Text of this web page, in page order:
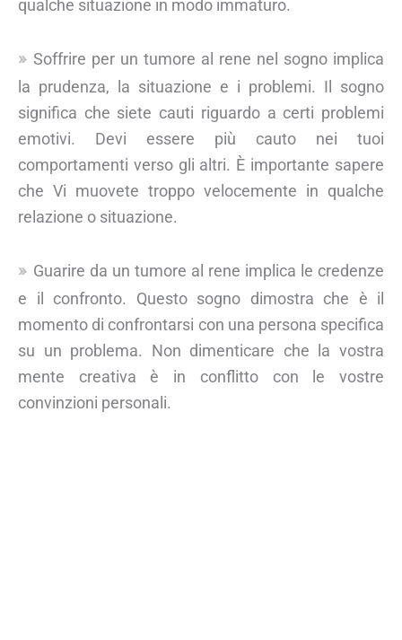
qualche situazione in modo immaturo.
Soffrire per un tumore al rene nel sogno implica
la prudenza, la situazione e i problemi. Il sogno
significa che siete cauti riguardo a certi problemi
emotivi. Devi essere più cauto nei tuoi
comportamenti verso gli altri. È importante sapere
che Vi muovete troppo velocemente in qualche
relazione o situazione.
Guarire da un tumore al rene implica le credenze
e il confronto. Questo sogno dimostra che è il
momento di confrontarsi con una persona specifica
su un problema. Non dimenticare che la vostra
mente creativa è in conflitto con le vostre
convinzioni personali.